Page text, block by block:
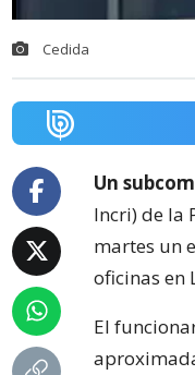
Cedida
Un
Incri) de la
martes un
oficinas en
El